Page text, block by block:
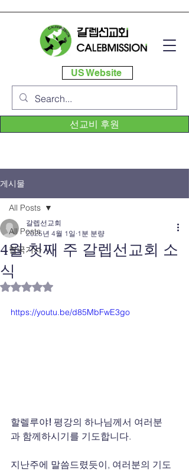
US Website
선교비 후원
게시물
All Posts
한국기사
All Posts
4월 첫째 주 갈렙선교회 소
식
갈렙선교회
2025년 4월 1일 1분 분량
별점 5점 중 NaN점을 주었습니다.
https://youtu.be/d85MbFwE3go
할렐루야! 평강의 하나님께서 여러분
과 함께하시기를 기도합니다.
지난주에 말씀드렸듯이, 여러분의 기도